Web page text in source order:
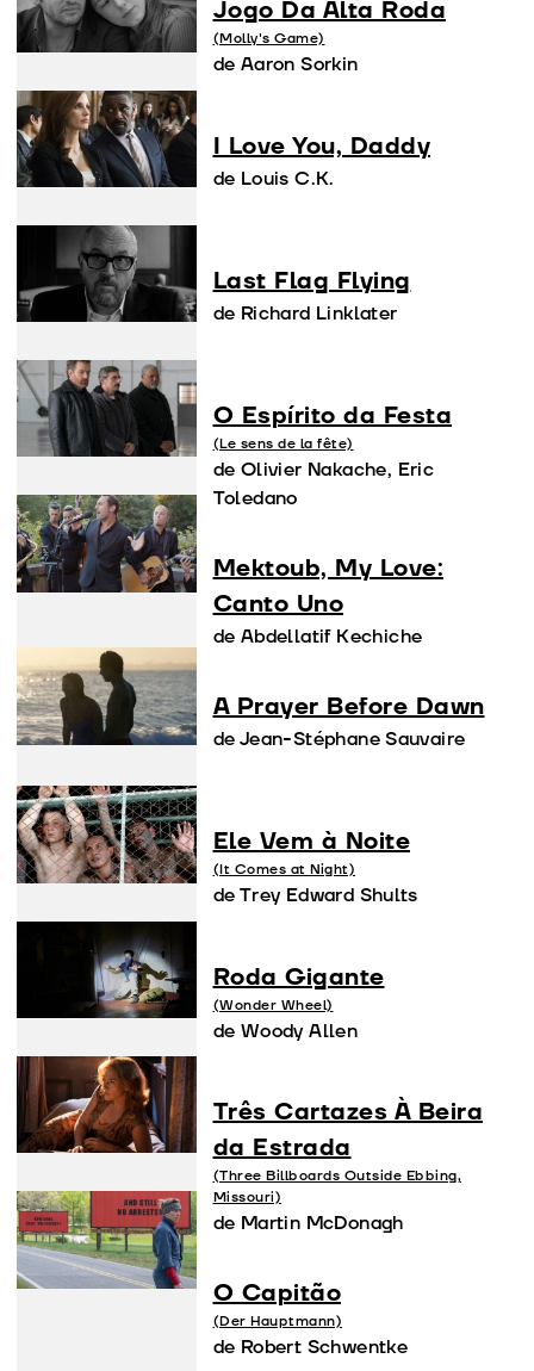
Jogo Da Alta Roda
(Molly's Game)
de Aaron Sorkin
I Love You, Daddy
de Louis C.K.
Last Flag Flying
de Richard Linklater
O Espírito da Festa
(Le sens de la fête)
de Olivier Nakache, Eric
Toledano
Mektoub, My Love:
Canto Uno
de Abdellatif Kechiche
A Prayer Before Dawn
de Jean-Stéphane Sauvaire
Ele Vem à Noite
(It Comes at Night)
de Trey Edward Shults
Roda Gigante
(Wonder Wheel)
de Woody Allen
Três Cartazes À Beira
da Estrada
(Three Billboards Outside Ebbing,
Missouri)
de Martin McDonagh
O Capitão
(Der Hauptmann)
de Robert Schwentke